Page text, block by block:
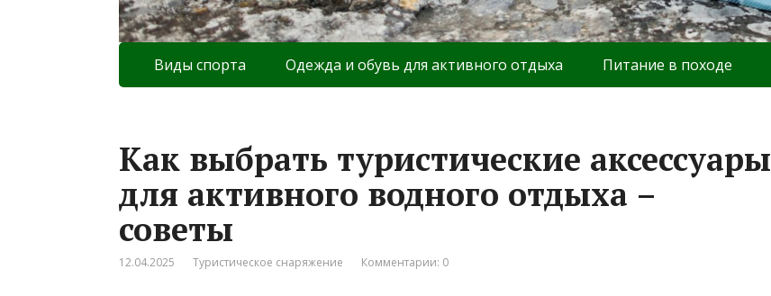
Виды спорта Одежда и обувь для активного отдыха Питание в походе
Как выбрать туристические аксессуары
для активного водного отдыха –
советы
12.04.2025 Туристическое снаряжение Комментарии: 0